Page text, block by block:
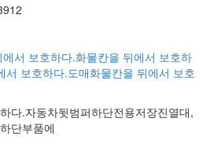
서 보호하다.화물칸을 뒤에서 보호하
서 보호하다.도매화물칸을 뒤에서 보호
다.자동차뒷범퍼하단전용저장진열대,
단부품에